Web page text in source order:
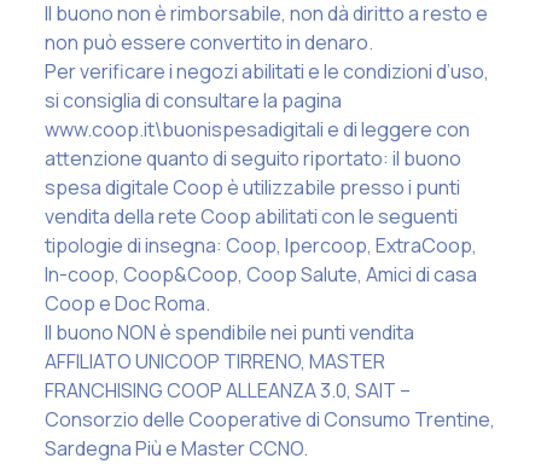
Il buono non è rimborsabile, non dà diritto a resto e
non può essere convertito in denaro.
Per verificare i negozi abilitati e le condizioni d’uso,
si consiglia di consultare la pagina
www.coop.it\buonispesadigitali e di leggere con
attenzione quanto di seguito riportato: il buono
spesa digitale Coop è utilizzabile presso i punti
vendita della rete Coop abilitati con le seguenti
tipologie di insegna: Coop, Ipercoop, ExtraCoop,
In-coop, Coop&Coop, Coop Salute, Amici di casa
Coop e Doc Roma.
Il buono NON è spendibile nei punti vendita
AFFILIATO UNICOOP TIRRENO, MASTER
FRANCHISING COOP ALLEANZA 3.0, SAIT –
Consorzio delle Cooperative di Consumo Trentine,
Sardegna Più e Master CCNO.